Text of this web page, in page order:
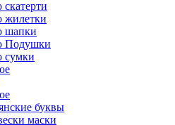
жилетки
шапки
Подушки
сумки
буквы
маски